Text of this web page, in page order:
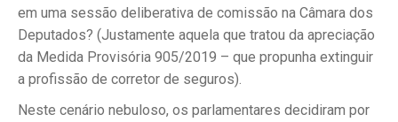
em uma sessão deliberativa de comissão na Câmara dos
Deputados? (Justamente aquela que tratou da apreciação
da Medida Provisória 905/2019 – que propunha extinguir
a profissão de corretor de seguros).
Neste cenário nebuloso, os parlamentares decidiram por